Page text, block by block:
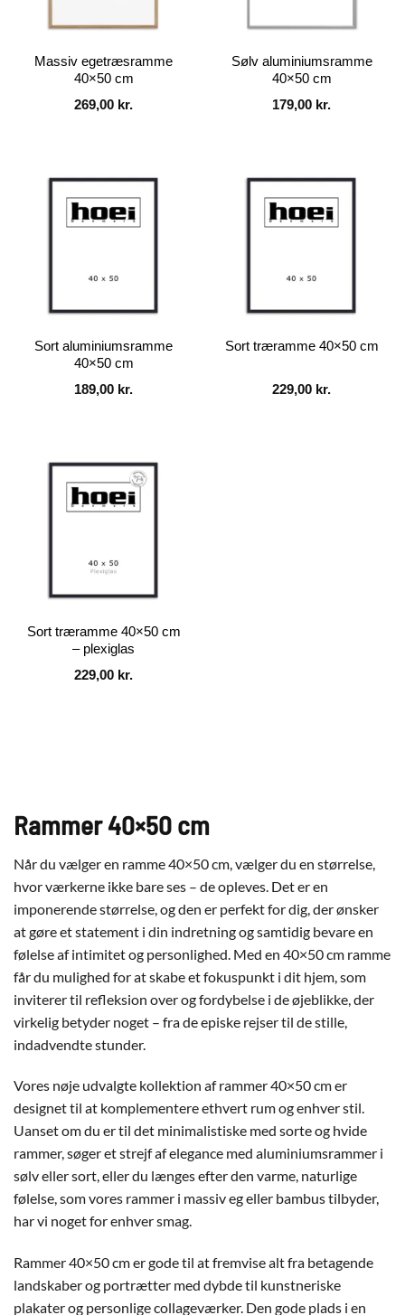
Massiv egetræsramme
40×50 cm
269,00 kr.
Sølv aluminiumsramme
40×50 cm
179,00 kr.
Sort aluminiumsramme
40×50 cm
189,00 kr.
Sort træramme 40×50 cm
229,00 kr.
Sort træramme 40×50 cm
– plexiglas
229,00 kr.
Rammer 40×50 cm
Når du vælger en ramme 40×50 cm, vælger du en størrelse,
hvor værkerne ikke bare ses – de opleves. Det er en
imponerende størrelse, og den er perfekt for dig, der ønsker
at gøre et statement i din indretning og samtidig bevare en
følelse af intimitet og personlighed. Med en 40×50 cm ramme
får du mulighed for at skabe et fokuspunkt i dit hjem, som
inviterer til refleksion over og fordybelse i de øjeblikke, der
virkelig betyder noget – fra de episke rejser til de stille,
indadvendte stunder.
Vores nøje udvalgte kollektion af rammer 40×50 cm er
designet til at komplementere ethvert rum og enhver stil.
Uanset om du er til det minimalistiske med sorte og hvide
rammer, søger et strejf af elegance med aluminiumsrammer i
sølv eller sort, eller du længes efter den varme, naturlige
følelse, som vores rammer i massiv eg eller bambus tilbyder,
har vi noget for enhver smag.
Rammer 40×50 cm er gode til at fremvise alt fra betagende
landskaber og portrætter med dybde til kunstneriske
plakater og personlige collageværker. Den gode plads i en